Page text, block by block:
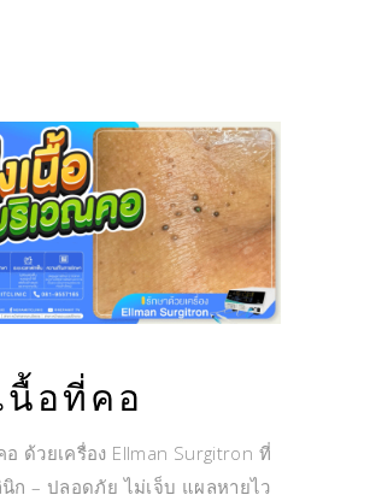
นื้อที่คอ
ด้วยเครื่อง Ellman Surgitron ที่
ก – ปลอดภัย ไม่เจ็บ แผลหายไว